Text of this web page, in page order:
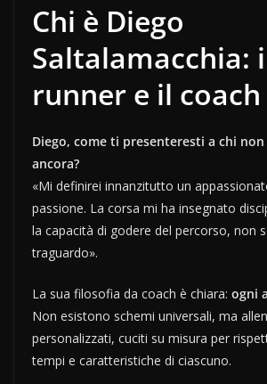
Chi è Diego
Saltalamacchia:
runner e il coach
Diego, come ti presenteresti a chi
ancora?
«Mi definirei innanzitutto un
passione. La corsa mi ha insegnato
la capacità di godere del percorso, non
traguardo».
La sua filosofia da coach è chiara: ogni
Non esistono schemi universali, ma
personalizzati, cuciti su misura per
tempi e caratteristiche di ciascuno.